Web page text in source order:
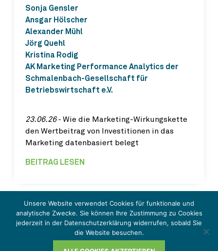
Sonja Gensler
Ansgar Hölscher
Alexander Mühl
Jörg Quehl
Kristina Rodig
AK Marketing Performance Analytics der
Schmalenbach-Gesellschaft für
Betriebswirtschaft e.V.
23.06.26‐ Wie die Marketing-Wirkungskette
den Wertbeitrag von Investitionen in das
Marketing datenbasiert belegt
BEITRAG LESEN
© Schmalenbach IMPULSE 2026
Unsere Website verwendet Cookies für funktionale und
analytische Zwecke. Sie können Ihre Zustimmung zu Cookies
jederzeit in der Datenschutzerklärung widerrufen, sobald Sie
die Website besuchen.